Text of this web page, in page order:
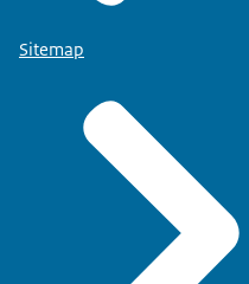
Sitemap